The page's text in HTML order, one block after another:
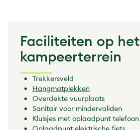
Faciliteiten op het
kampeerterrein
Trekkersveld
Hangmatplekken
Overdekte vuurplaats
Sanitair voor mindervaliden
Kluisjes met oplaadpunt telefoon